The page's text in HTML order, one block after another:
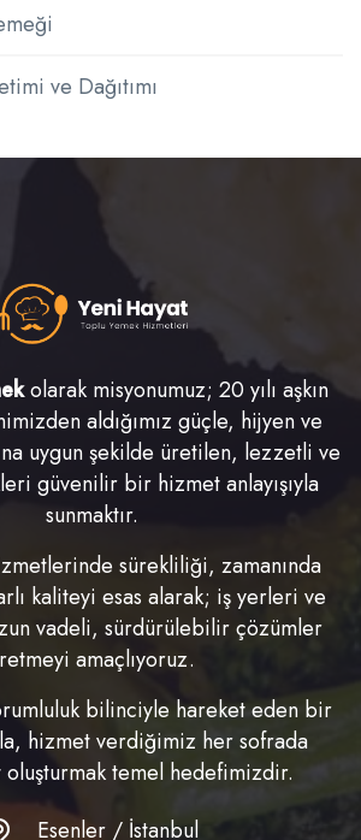
ve Dağıtımı
olarak misyonumuz; 20 yılı aşkın
aldığımız güçle, hijyen ve
uygun şekilde üretilen, lezzetli ve
güvenilir bir hizmet anlayışıyla
sunmaktır.
sürekliliği, zamanında
kaliteyi esas alarak; iş yerleri ve
vadeli, sürdürülebilir çözümler
amaçlıyoruz.
bilinciyle hareket eden bir
hizmet verdiğimiz her sofrada
oluşturmak temel hedefimizdir.
Esenler / İstanbul